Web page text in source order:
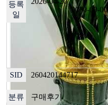
0000-00-00
260420144717
구매후기